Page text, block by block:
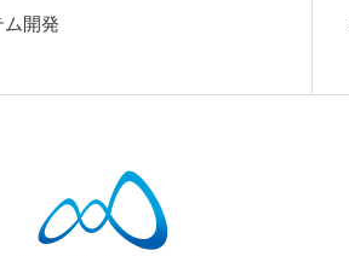
開発